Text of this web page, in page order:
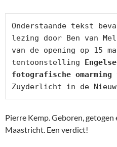
Onderstaande tekst
lezing door Ben van
van de opening op 15
tentoonstelling
fotografische omarming
Zuyderlicht in de
Pierre Kemp. Geboren,
Maastricht. Een verdict!